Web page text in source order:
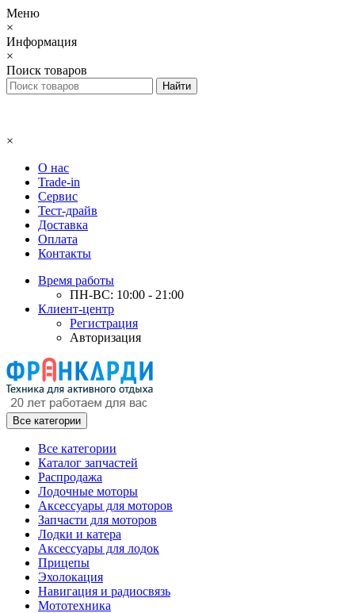
Меню
×
Информация
×
Поиск товаров
×
О нас
Trade-in
Сервис
Тест-драйв
Доставка
Оплата
Контакты
Время работы
ПН-ВС: 10:00 - 21:00
Клиент-центр
Регистрация
Авторизация
Все категории
Все категории
Каталог запчастей
Распродажа
Лодочные моторы
Аксессуары для моторов
Запчасти для моторов
Лодки и катера
Аксессуары для лодок
Прицепы
Эхолокация
Навигация и радиосвязь
Мототехника